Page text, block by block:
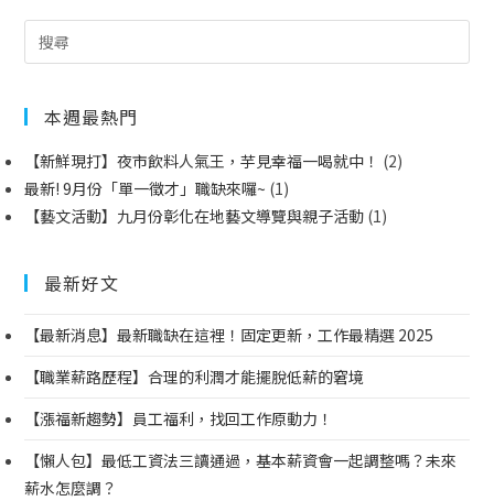
本週最熱門
【新鮮現打】夜市飲料人氣王，芋見幸福一喝就中！ (2)
最新! 9月份「單一徵才」職缺來囉~ (1)
【藝文活動】九月份彰化在地藝文導覽與親子活動 (1)
最新好文
【最新消息】最新職缺在這裡！固定更新，工作最精選 2025
【職業薪路歷程】合理的利潤才能擺脫低薪的窘境
【漲福新趨勢】員工福利，找回工作原動力！
【懶人包】最低工資法三讀通過，基本薪資會一起調整嗎？未來
薪水怎麼調？